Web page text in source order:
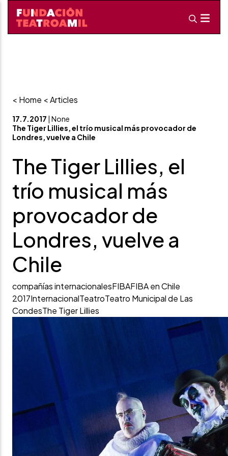
< Home < Articles
17.7.2017 | None
The Tiger Lillies, el trío musical más provocador de
Londres, vuelve a Chile
The Tiger Lillies, el
trío musical más
provocador de
Londres, vuelve a
Chile
compañías internacionalesFIBAFIBA en Chile
2017InternacionalTeatroTeatro Municipal de Las
CondesThe Tiger Lillies